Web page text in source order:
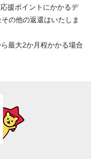
援ポイントにかかるデ
の他の返還はいたしま
最大2か月程かかる場合